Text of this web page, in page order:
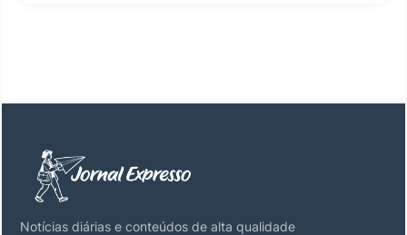
Notícias diárias e conteúdos de alta qualidade